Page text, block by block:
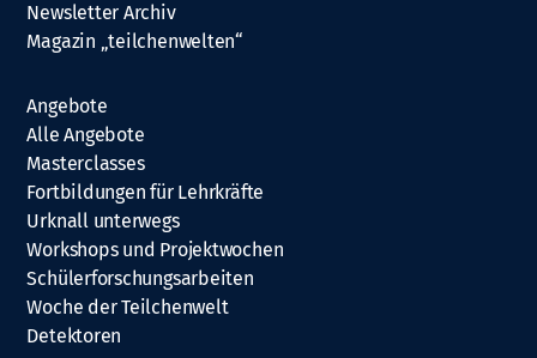
Newsletter Archiv
Magazin „teilchenwelten“
Angebote
Alle Angebote
Masterclasses
Fortbildungen für Lehrkräfte
Urknall unterwegs
Workshops und Projektwochen
Schülerforschungsarbeiten
Woche der Teilchenwelt
Detektoren